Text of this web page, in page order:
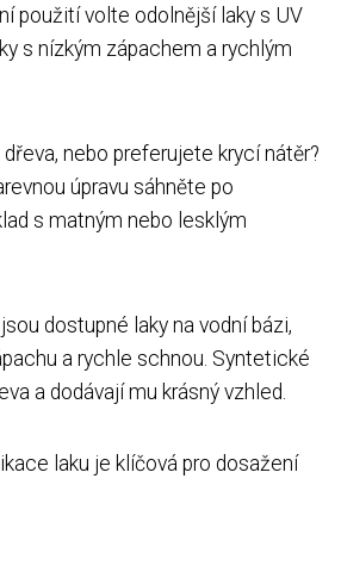
použití volte odolnější laky s UV
s nízkým zápachem a rychlým
nebo preferujete krycí nátěr?
úpravu sáhněte po
s matným nebo lesklým
jsou dostupné laky na vodní bázi,
a rychle schnou. Syntetické
a dodávají mu krásný vzhled.
laku je klíčová pro dosažení